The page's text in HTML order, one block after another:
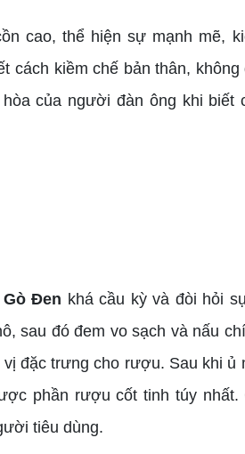
thể hiện sự mạnh mẽ,
cách kiềm chế bản thân,
của người đàn ông khi
Đen khá cầu kỳ và đòi hỏi
sau đó đem vo sạch và nấu
đặc trưng cho rượu. Sau khi
phần rượu cốt tinh túy
tiêu dùng.